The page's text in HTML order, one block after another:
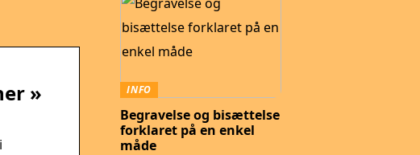
» INFO
Begravelse og bisættelse
forklaret på en enkel
måde